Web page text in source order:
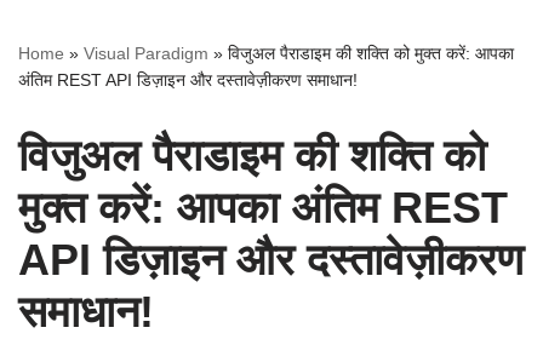
Home » Visual Paradigm » विजुअल पैराडाइम की शक्ति को मुक्त करें: आपका
अंतिम REST API डिज़ाइन और दस्तावेज़ीकरण समाधान!
विजुअल पैराडाइम की शक्ति को
मुक्त करें: आपका अंतिम REST
API डिज़ाइन और दस्तावेज़ीकरण
समाधान!